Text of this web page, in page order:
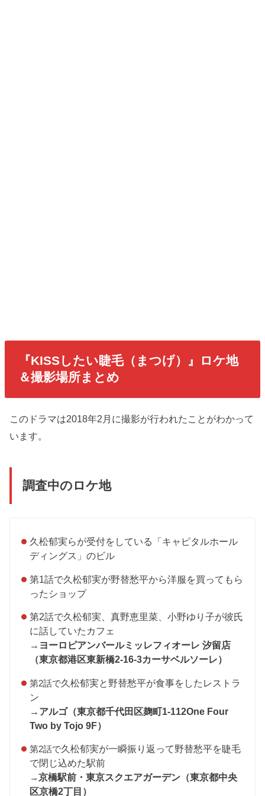
『KISSしたい睫毛（まつげ）』ロケ地
＆撮影場所まとめ
このドラマは2018年2月に撮影が行われたことがわかって
います。
調査中のロケ地
久松郁実らが受付をしている「キャピタルホール
ディングス」のビル
第1話で久松郁実が野替愁平から洋服を買ってもら
ったショップ
第2話で久松郁実、真野恵里菜、小野ゆり子が彼氏
に話していたカフェ
→ ヨーロピアンバールミッレフィオーレ 汐留店
（東京都港区東新橋2-16-3カーサベルソーレ）
第2話で久松郁実と野替愁平が食事をしたレストラ
ン
→ アルゴ（東京都千代田区麹町1-112One Four
Two by Tojo 9F）
第2話で久松郁実が一瞬振り返って野替愁平を睫毛
で閉じ込めた駅前
→京橋駅前・東京スクエアガーデン（東京都中央
区京橋2丁目）